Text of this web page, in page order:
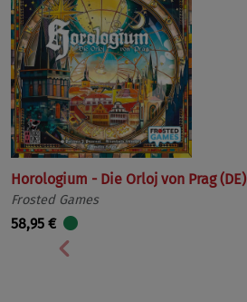
Horologium - Die Orloj von Prag (DE)
Frosted Games
58,95 €
Vorherige